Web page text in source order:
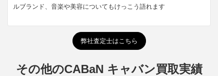
ルブランド、音楽や美容についてもけっこう語れます
弊社査定士はこちら
その他のCABaN キャバン買取実績